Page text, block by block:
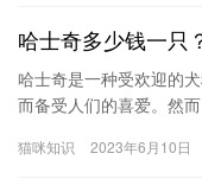
哈士奇多少钱一只
哈士奇是一种受欢迎的
而备受人们的喜爱。然
的价格…
猫咪知识 2023年6月10日